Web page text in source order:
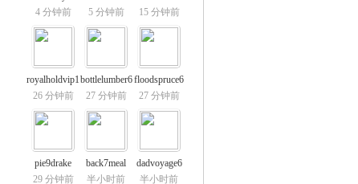
4 分钟前
5 分钟前
15 分钟前
royalholdvip1
26 分钟前
bottlelumber6
27 分钟前
floodspruce6
27 分钟前
pie9drake
29 分钟前
back7meal
半小时前
dadvoyage6
半小时前